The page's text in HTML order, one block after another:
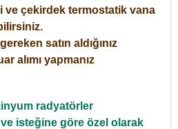
ve çekirdek termostatik vana
satın aldığınız
alımı yapmanız
radyatörler
isteğine göre özel olarak